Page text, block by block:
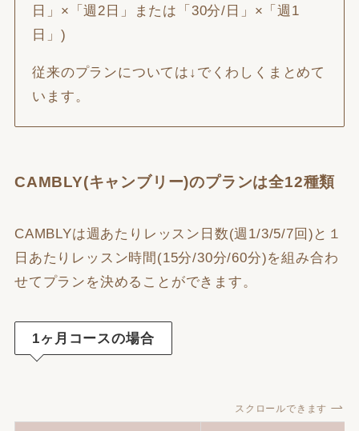
日」×「週2日」または「30分/日」×「週1
日」)
従来のプランについては↓でくわしくまとめて
います。
CAMBLY(キャンブリー)のプランは全12種類
CAMBLYは週あたりレッスン日数(週1/3/5/7回)と１
日あたりレッスン時間(15分/30分/60分)を組み合わ
せてプランを決めることができます。
1ヶ月コースの場合
スクロールできます